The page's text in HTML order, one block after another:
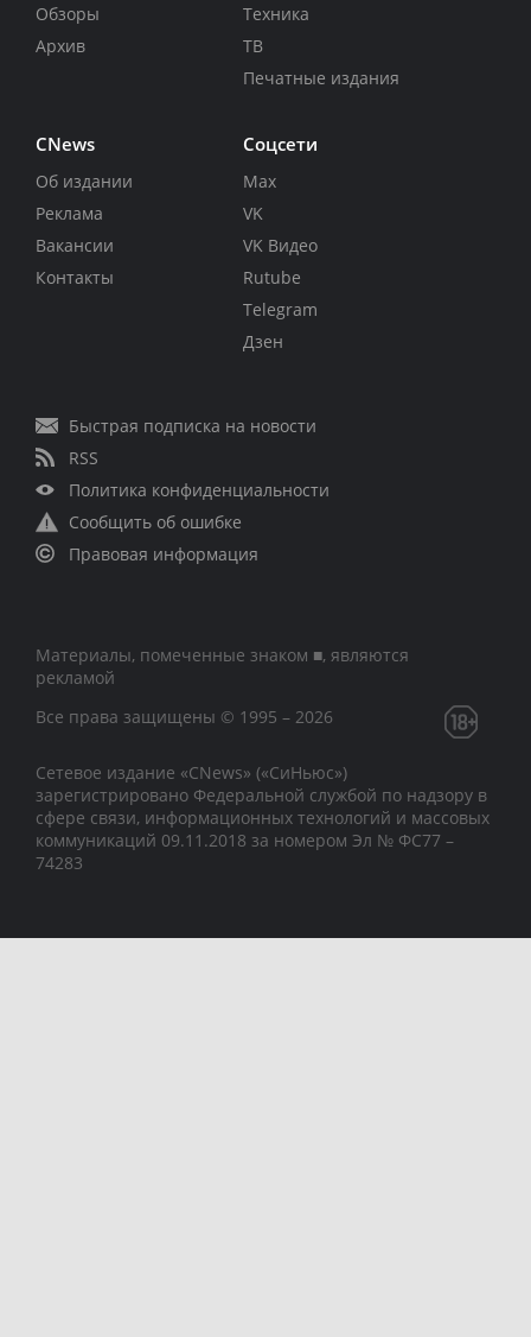
Обзоры
Архив
Техника
ТВ
Печатные издания
CNews
Об издании
Реклама
Вакансии
Контакты
Соцсети
Max
VK
VK Видео
Rutube
Telegram
Дзен
Быстрая подписка на новости
RSS
Политика конфиденциальности
Сообщить об ошибке
Правовая информация
Материалы, помеченные знаком ■, являются
рекламой
Все права защищены © 1995 – 2026
Сетевое издание «CNews» («СиНьюс»)
зарегистрировано Федеральной службой по надзору в
сфере связи, информационных технологий и массовых
коммуникаций 09.11.2018 за номером Эл № ФС77 –
74283